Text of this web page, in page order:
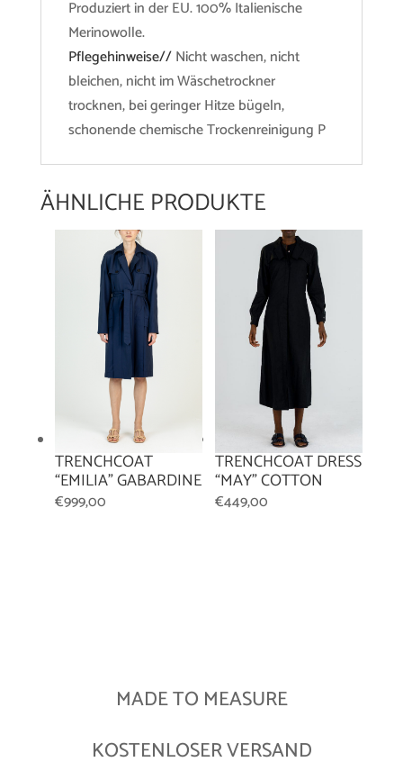
Produziert in der EU. 100% Italienische
Merinowolle.
Pflegehinweise//Nicht waschen, nicht
bleichen, nicht im Wäschetrockner
trocknen, bei geringer Hitze bügeln,
schonende chemische Trockenreinigung P
ÄHNLICHE PRODUKTE
TRENCHCOAT
“EMILIA” GABARDINE
€999,00
TRENCHCOAT DRESS
“MAY” COTTON
€449,00
MADE TO MEASURE
KOSTENLOSER VERSAND